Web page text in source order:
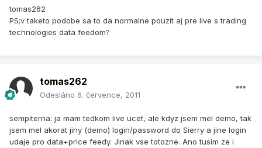
tomas262
PS;v taketo podobe sa to da normalne pouzit aj pre live s trading
technologies data feedom?
tomas262
Odesláno 6. července, 2011
sempiterna: ja mam tedkom live ucet, ale kdyz jsem mel demo, tak
jsem mel akorat jiny (demo) login/password do Sierry a jine login
udaje pro data+price feedy. Jinak vse totozne. Ano tusim ze i